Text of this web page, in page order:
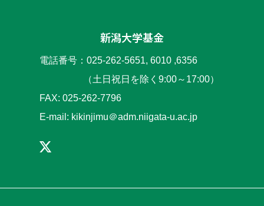
新潟大学基金
電話番号：025-262-5651, 6010 ,6356
（土日祝日を除く9:00～17:00）
FAX: 025-262-7796
E-mail: kikinjimu＠adm.niigata-u.ac.jp